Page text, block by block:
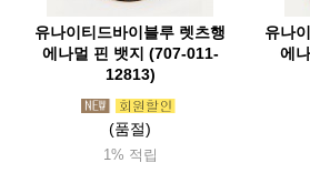
캠핑랩 캠프라인(Campline) 캡틴
케이바(Kabar) 켈리램프 코멕스
코쿤(Cocoon) 콘도르(Condor) 콜드
쿨라(Coola)
유나이티드바이블루 렛츠행
에나멀 핀 뱃지 (707-011-
12813)
(품절)
1% 적립
유나
에